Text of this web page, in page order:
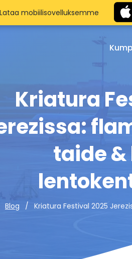
Kriatura
taide
Blog Kriatura Festival 2025
Lataa mobiilisovelluksemme